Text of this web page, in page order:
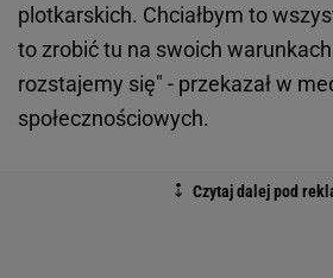
plotkarskich. Chciałbym to
to zrobić tu na swoich
rozstajemy się" - przekazał w
społecznościowych.